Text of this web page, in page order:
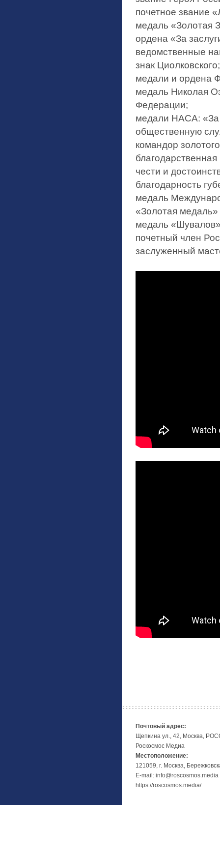
почетное звание
медаль «Золотая
ордена «За
ведомственные
знак Циолковского;
медали и ордена
медаль Николая
Федерации;
медали НАСА: «За
общественную
командор
чести и
благодарность
медаль
«Золотая медаль»
медаль
почетный член
заслуженный
Почтовый адрес:
Щепкина ул., 42, Москва,
Роскосмос Медиа
Местоположение:
121059, г. Москва,
E-mail: info@roscosmos.media
https://roscosmos.media/